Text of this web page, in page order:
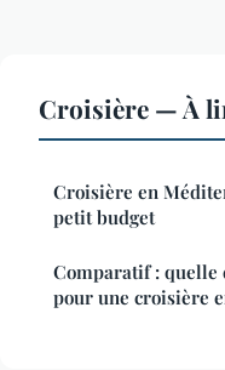
Croisière — À
Croisière en
petit budget
Comparatif : quelle
pour une croisière